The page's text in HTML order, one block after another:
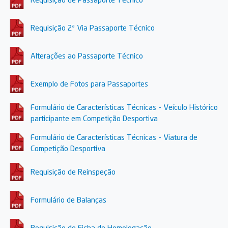
Requisição 2ª Via Passaporte Técnico
Alterações ao Passaporte Técnico
Exemplo de Fotos para Passaportes
Formulário de Características Técnicas - Veículo Histórico
participante em Competição Desportiva
Formulário de Características Técnicas - Viatura de
Competição Desportiva
Requisição de Reinspeção
Formulário de Balanças